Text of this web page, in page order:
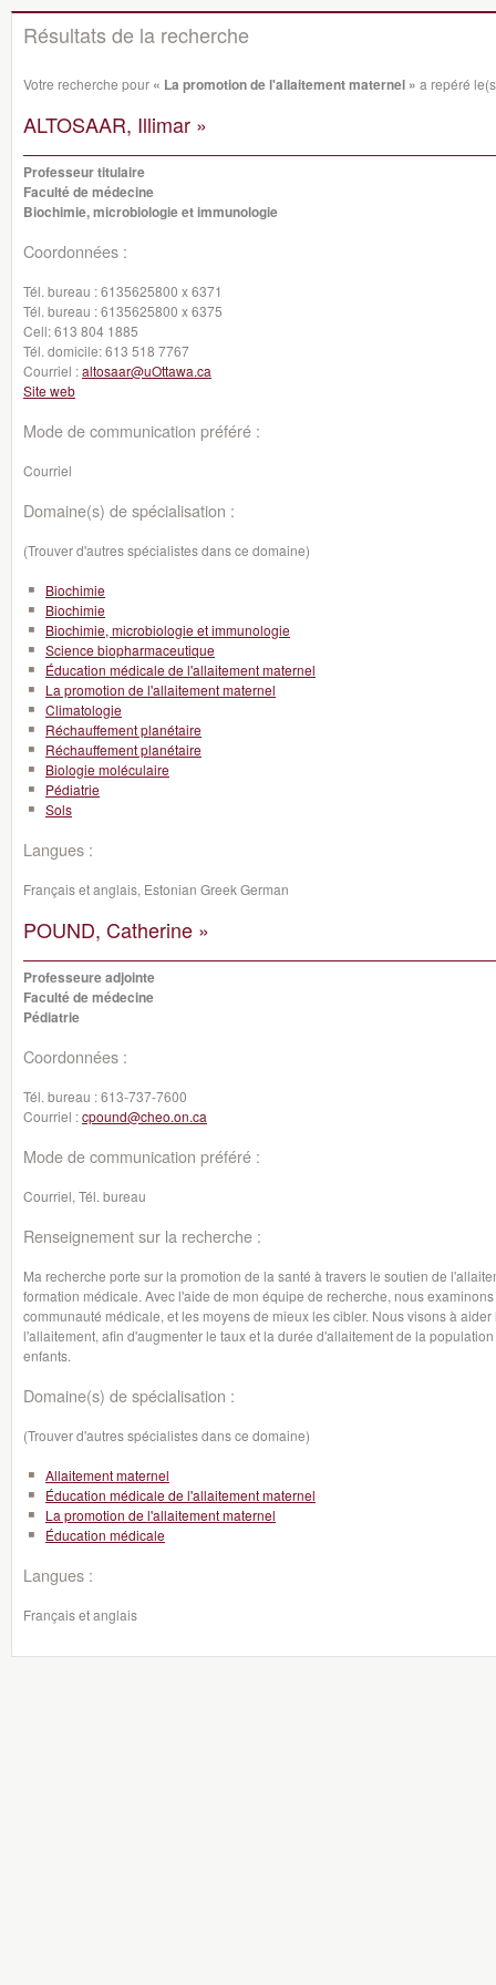
Résultats de la recherche
Votre recherche pour « La promotion de l'allaitement maternel » a repéré
ALTOSAAR, Illimar »
Professeur titulaire
Faculté de médecine
Biochimie, microbiologie et immunologie
Coordonnées :
Tél. bureau :6135625800 x 6371
Tél. bureau :6135625800 x 6375
Cell:613 804 1885
Tél. domicile:613 518 7767
Courriel :altosaar@uOttawa.ca
Site web
Mode de communication préféré :
Courriel
Domaine(s) de spécialisation :
(Trouver d'autres spécialistes dans ce domaine)
Biochimie
Biochimie
Biochimie, microbiologie et immunologie
Science biopharmaceutique
Éducation médicale de l'allaitement maternel
La promotion de l'allaitement maternel
Climatologie
Réchauffement planétaire
Réchauffement planétaire
Biologie moléculaire
Pédiatrie
Sols
Langues :
Français et anglais, Estonian Greek German
POUND, Catherine »
Professeure adjointe
Faculté de médecine
Pédiatrie
Coordonnées :
Tél. bureau :613-737-7600
Courriel :cpound@cheo.on.ca
Mode de communication préféré :
Courriel, Tél. bureau
Renseignement sur la recherche :
Ma recherche porte sur la promotion de la santé à travers le soutien de
formation médicale. Avec l'aide de mon équipe de recherche, nous
communauté médicale, et les moyens de mieux les cibler. Nous visons à
l'allaitement, afin d'augmenter le taux et la durée d'allaitement de la
enfants.
Domaine(s) de spécialisation :
(Trouver d'autres spécialistes dans ce domaine)
Allaitement maternel
Éducation médicale de l'allaitement maternel
La promotion de l'allaitement maternel
Éducation médicale
Langues :
Français et anglais